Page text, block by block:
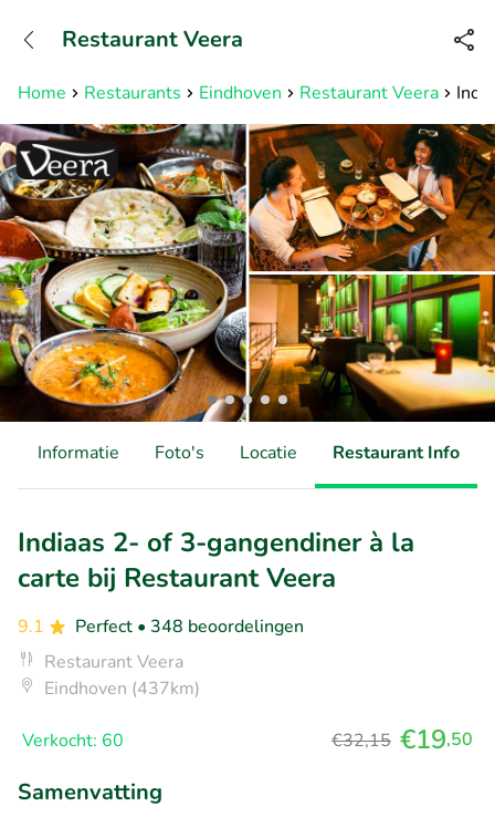
Bereikbaar tot 23:00 uur
Home Restaurants Eindhoven Restaurant Veera
Restaurant Veera
Informatie Foto's Locatie Restaurant Info
Indiaas 2- of 3-gangendiner à la
carte bij Restaurant Veera
9.1 Perfect • 348 beoordelingen
Restaurant Veera
Eindhoven (437km)
Verkocht: 60 €32,15 €19,50
Samenvatting